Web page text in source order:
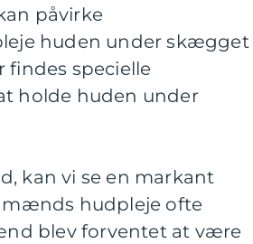
påvirke
huden under skægget
specielle
holde huden under
kan vi se en markant
mænds hudpleje ofte
blev forventet at være